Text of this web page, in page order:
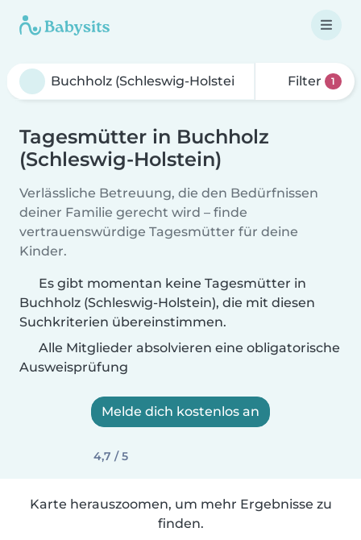
Filter 1
Tagesmütter in Buchholz
(Schleswig-Holstein)
Verlässliche Betreuung, die den Bedürfnissen
deiner Familie gerecht wird – finde
vertrauenswürdige Tagesmütter für deine
Kinder.
Es gibt momentan keine Tagesmütter in
Buchholz (Schleswig-Holstein), die mit diesen
Suchkriterien übereinstimmen.
Alle Mitglieder absolvieren eine obligatorische
Ausweisprüfung
Melde dich kostenlos an
4,7 / 5
Karte herauszoomen, um mehr Ergebnisse zu
finden.